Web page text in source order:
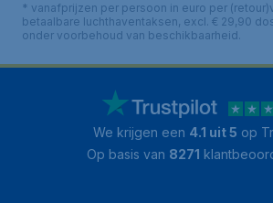
* vanafprijzen per persoon in euro per
betaalbare luchthaventaksen, excl. € 29,90
onder voorbehoud van beschikbaarheid.
We krijgen een 4.1 uit 5 op
Op basis van 8271